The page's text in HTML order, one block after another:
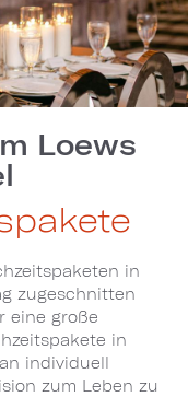
Loews
in
zugeschnitten
eine große
in
individuell
zum Leben zu